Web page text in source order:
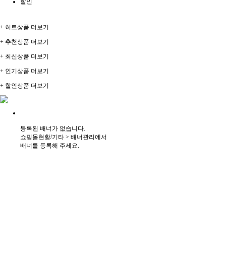
+ 히트상품 더보기
+ 추천상품 더보기
+ 최신상품 더보기
+ 인기상품 더보기
+ 할인상품 더보기
등록된 배너가 없습니다.
쇼핑몰현황/기타 > 배너관리에서
배너를 등록해 주세요.